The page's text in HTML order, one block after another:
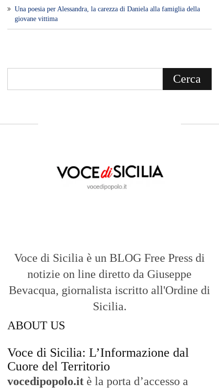
Una poesia per Alessandra, la carezza di Daniela alla famiglia della
giovane vittima
Voce di Sicilia è un BLOG Free Press di
notizie on line diretto da Giuseppe
Bevacqua, giornalista iscritto all'Ordine di
Sicilia.
ABOUT US
Voce di Sicilia: L’Informazione dal
Cuore del Territorio
vocedipopolo.it è la porta d’accesso a